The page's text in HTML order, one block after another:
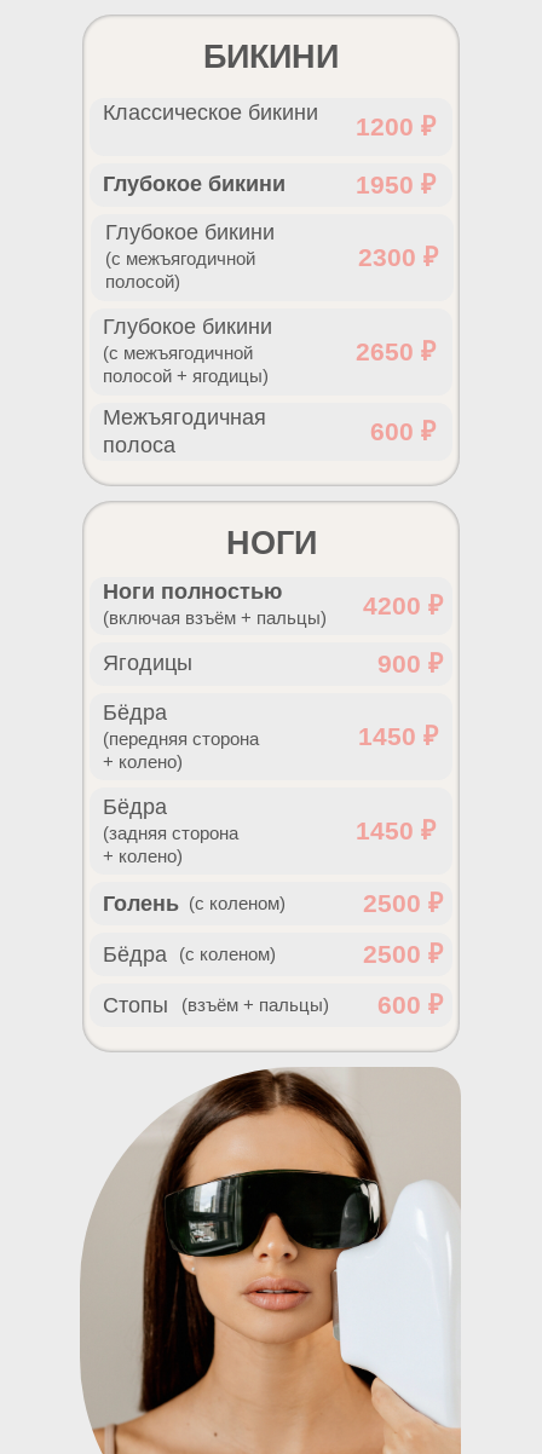
600 ₽
Межъягодичная
полоса
2650 ₽
(с межъягодичной
полосой + ягодицы)
Глубокое бикини
2300 ₽
(с межъягодичной
полосой)
Глубокое бикини
1950 ₽
Глубокое бикини
1200 ₽
Классическое бикини
БИКИНИ
600 ₽
(взъём + пальцы)
Стопы
2500 ₽
(с коленом)
Бёдра
2500 ₽
(с коленом)
Голень
1450 ₽
(задняя сторона
+ колено)
Бёдра
1450 ₽
(передняя сторона
+ колено)
Бёдра
900 ₽
Ягодицы
4200 ₽
(включая взъём + пальцы)
Ноги полностью
НОГИ